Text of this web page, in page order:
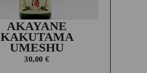
AKAYANE
KAKUTAMA
UMESHU
30,00€